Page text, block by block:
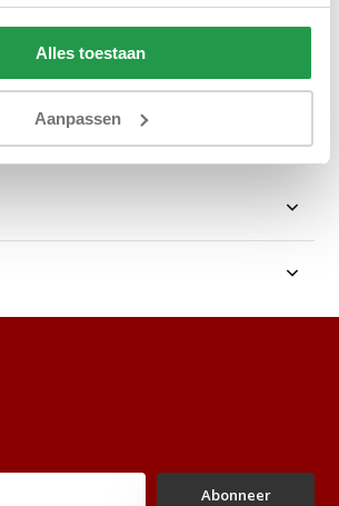
Alles toestaan
Aanpassen
Abonneer